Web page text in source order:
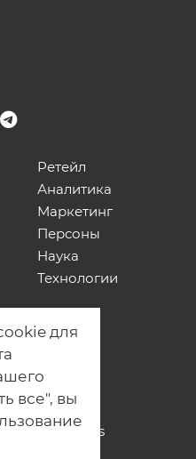
Ретейл
Аналитика
Маркетинг
Персоны
Наука
Технологии
Cookies
для
все", вы